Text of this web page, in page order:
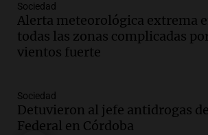
Audio.Riesgo extremo de
Córdoba a pesar del sol en
Noticias
Audio.
Mendoza por temporal; el
Redentor sigue cerrado
Sociedad
Alerta meteorológica extrema
todas las zonas complicadas
vientos fuerte
Sociedad
Detuvieron al jefe antidrogas
Federal en Córdoba